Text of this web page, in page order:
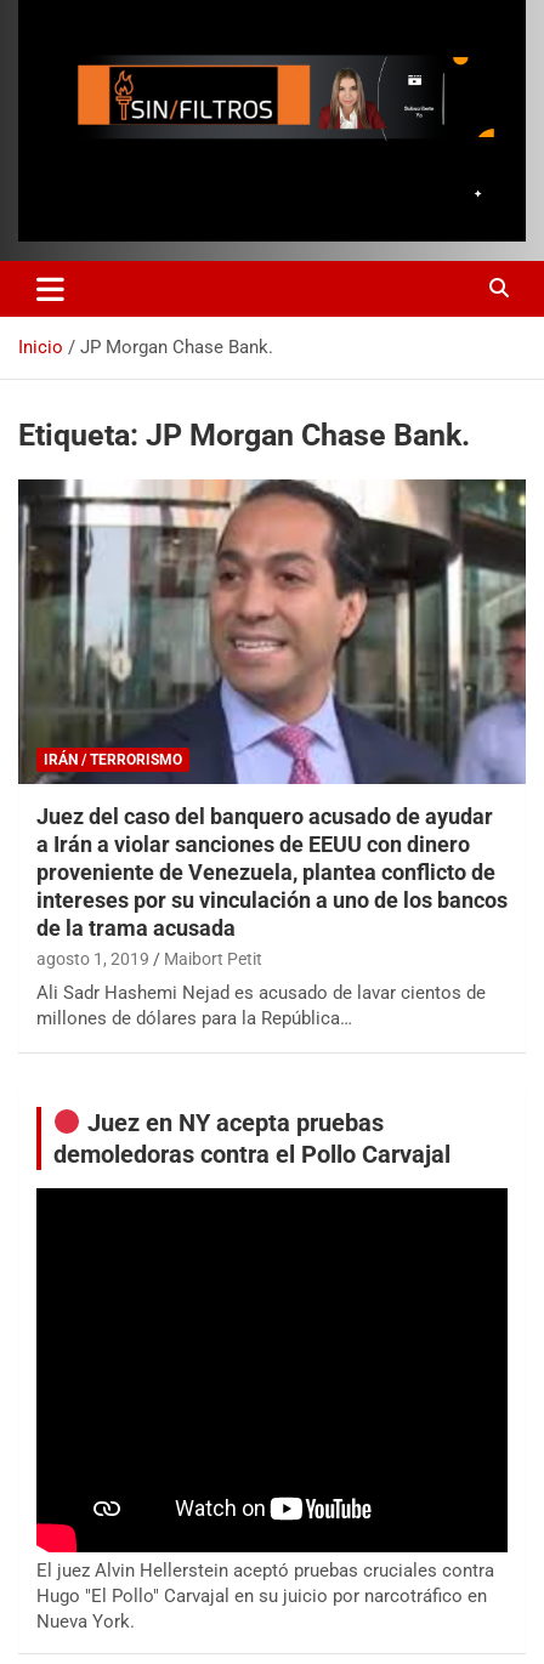
Inicio JP Morgan Chase Bank.
Etiqueta: JP Morgan Chase Bank.
IRÁN / TERRORISMO
Juez del caso del banquero acusado de ayudar
a Irán a violar sanciones de EEUU con dinero
proveniente de Venezuela, plantea conflicto de
intereses por su vinculación a uno de los bancos
de la trama acusada
agosto 1, 2019 Maibort Petit
Ali Sadr Hashemi Nejad es acusado de lavar cientos de
millones de dólares para la República…
Juez en NY acepta pruebas
demoledoras contra el Pollo Carvajal
El juez Alvin Hellerstein aceptó pruebas cruciales contra
Hugo "El Pollo" Carvajal en su juicio por narcotráfico en
Nueva York.